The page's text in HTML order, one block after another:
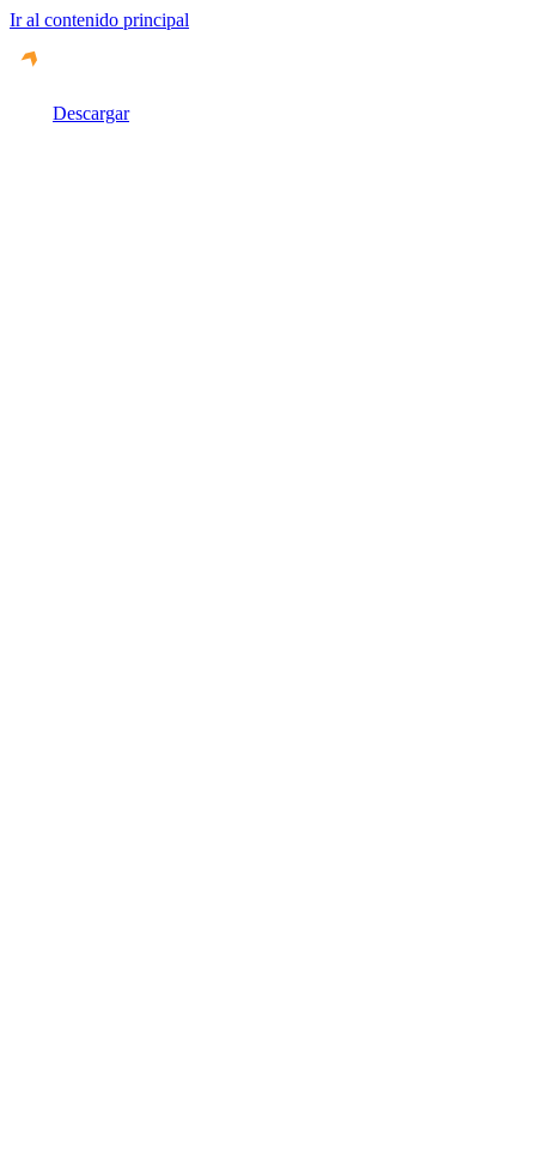
Ir al contenido principal
Descargar